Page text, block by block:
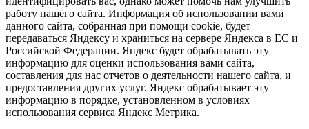
работу нашего сайта. Информация об использовании вами
данного сайта, собранная при помощи cookie, будет
передаваться Яндексу и храниться на сервере Яндекса в ЕС и
Российской Федерации. Яндекс будет обрабатывать эту
информацию для оценки использования вами сайта,
составления для нас отчетов о деятельности нашего сайта, и
предоставления других услуг. Яндекс обрабатывает эту
информацию в порядке, установленном в условиях
использования сервиса Яндекс Метрика.